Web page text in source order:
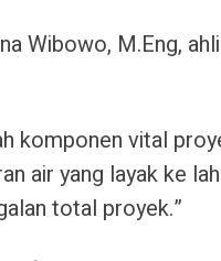
Wibowo, M.Eng,
komponen vital
air yang layak ke
total proyek.”